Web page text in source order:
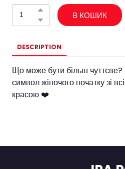
В КОШИК
DESCRIPTION
Що може бути більш
символ жіночого початку зі
красою ❤️